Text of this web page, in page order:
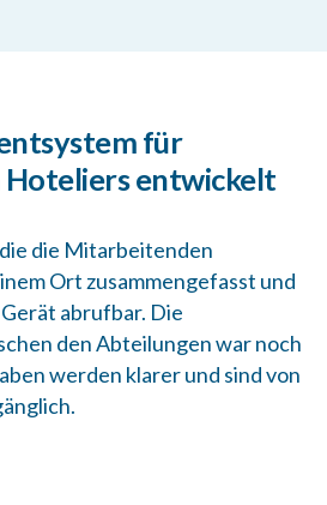
für
Hoteliers entwickelt
die Mitarbeitenden
Ort zusammengefasst und
abrufbar. Die
den Abteilungen war noch
werden klarer und sind von